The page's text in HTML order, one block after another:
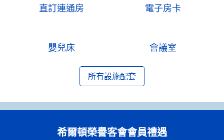
直訂連通房 電子房卡
嬰兒床 會議室
所有設施配套
希爾頓榮譽客會會員禮遇